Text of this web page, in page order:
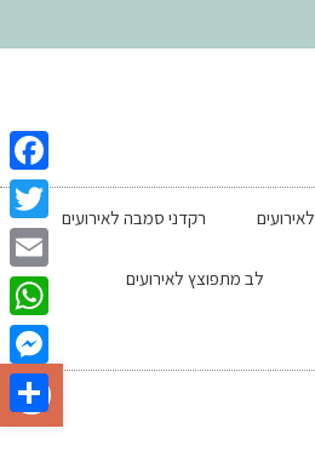
פתח
רקדני סמבה לאירועים
לב מתפוצץ לאירועים
Email